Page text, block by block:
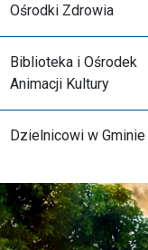
Ośrodki Zdrowia
Biblioteka i Ośrodek
Animacji Kultury
Dzielnicowi w Gminie